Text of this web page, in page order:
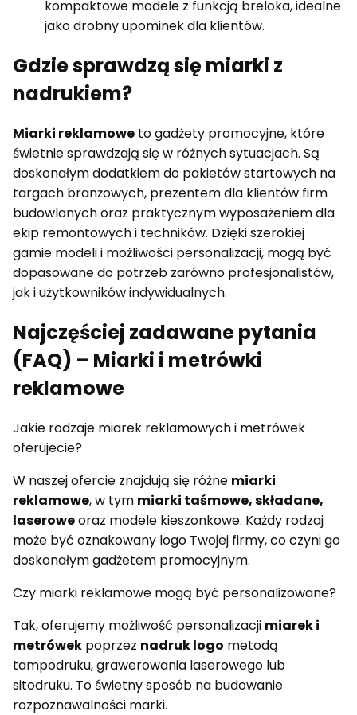
kompaktowe modele z funkcją breloka, idealne
jako drobny upominek dla klientów.
Gdzie sprawdzą się miarki z
nadrukiem?
Miarki reklamowe to gadżety promocyjne, które
świetnie sprawdzają się w różnych sytuacjach. Są
doskonałym dodatkiem do pakietów startowych na
targach branżowych, prezentem dla klientów firm
budowlanych oraz praktycznym wyposażeniem dla
ekip remontowych i techników. Dzięki szerokiej
gamie modeli i możliwości personalizacji, mogą być
dopasowane do potrzeb zarówno profesjonalistów,
jak i użytkowników indywidualnych.
Najczęściej zadawane pytania
(FAQ) – Miarki i metrówki
reklamowe
Jakie rodzaje miarek reklamowych i metrówek
oferujecie?
W naszej ofercie znajdują się różne miarki
reklamowe, w tym miarki taśmowe, składane,
laseroweoraz modele kieszonkowe. Każdy rodzaj
może być oznakowany logo Twojej firmy, co czyni go
doskonałym gadżetem promocyjnym.
Czy miarki reklamowe mogą być personalizowane?
Tak, oferujemy możliwość personalizacji miarek i
metrówek poprzez nadruk logo metodą
tampodruku, grawerowania laserowego lub
sitodruku. To świetny sposób na budowanie
rozpoznawalności marki.